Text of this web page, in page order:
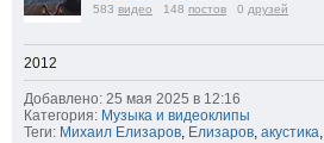
583 видео 148 постов 0 друзей
2012
Добавлено: 25 мая 2025 в 12:16
Категория: Музыка и видеоклипы
Теги: Михаил Елизаров, Елизаров, акустика,